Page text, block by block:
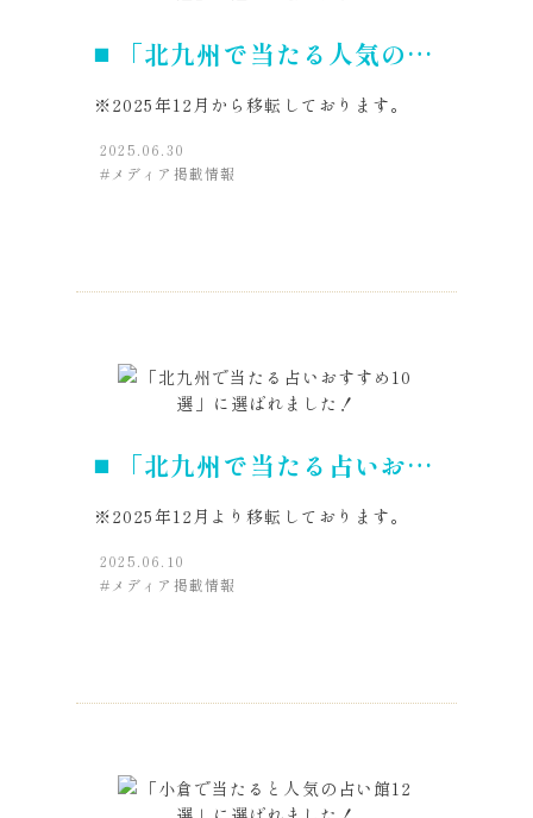
「北九州で当たる人気の占
い師26選」に選ばれまし
※2025年12月から移転しております。
2025.06.30
メディア掲載情報
「北九州で当たる占いおす
すめ10選」に選ばれまし
※2025年12月より移転しております。
2025.06.10
メディア掲載情報